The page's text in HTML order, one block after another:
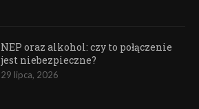
NEP oraz alkohol: czy to połączenie
jest niebezpieczne?
29 lipca, 2026